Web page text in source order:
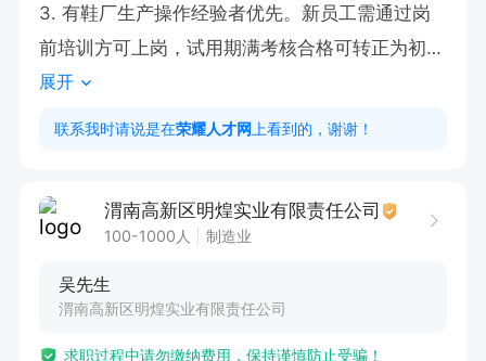
3. 有鞋厂生产操作经验者优先。新员工需通过岗
前培训方可上岗，试用期满考核合格可转正为初级
技工，享受岗位技术津贴。
薪资福利
00 - 5500+。
住宿（四人一间，含洗澡间、独立卫生间、等设
施），上六休一，享受国家法定节假日等福利，统
展开
联系我时请说是在荣耀人才网 上看到的，谢谢！
渭南高新区明煌实业有限责任公司
100-1000人 制造业
吴先生
渭南高新区明煌实业有限责任公司
求职过程中请勿缴纳费用，保持谨慎防止受骗！